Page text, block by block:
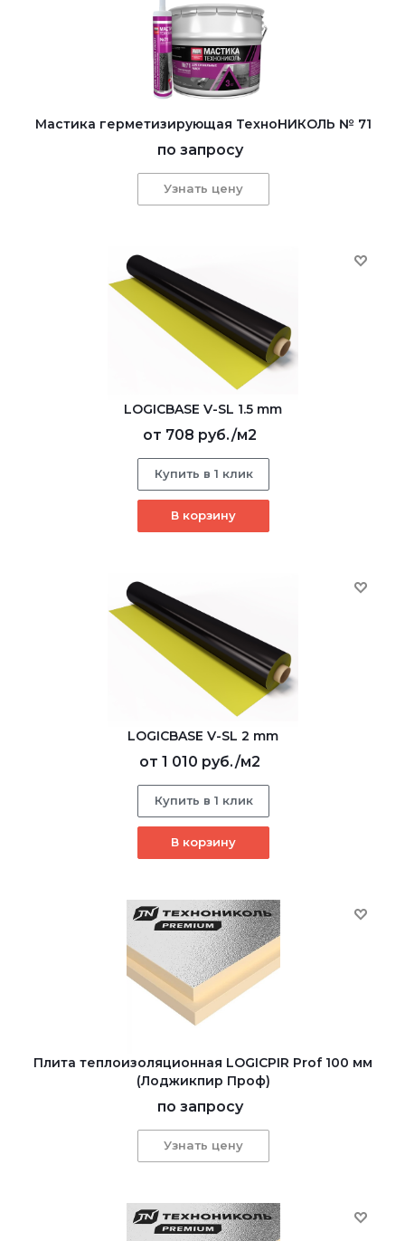
Мастика герметизирующая ТехноНИКОЛЬ № 71
по запросу
Узнать цену
LOGICBASE V-SL 1.5 mm
от 708 руб./м2
Купить в 1 клик
В корзину
LOGICBASE V-SL 2 mm
от 1 010 руб./м2
Купить в 1 клик
В корзину
Плита теплоизоляционная LOGICPIR Prof 100 мм
(Лоджикпир Проф)
по запросу
Узнать цену